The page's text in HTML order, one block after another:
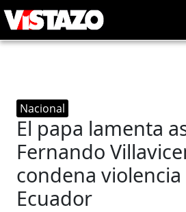
Nacional
El papa lamenta
Fernando
condena violencia
Ecuador